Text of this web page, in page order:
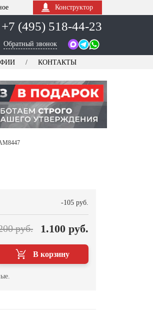
Конструктор
+7 (495) 518-44-23
Обратный звонок
КОНТАКТЫ
-105 руб.
руб. 1.100 руб.
В корзину